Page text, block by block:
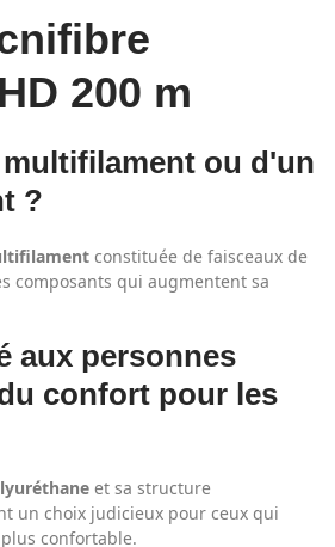
200 m
ou d'un
?
constituée de faisceaux de
composants qui augmentent sa
aux personnes
confort pour les
et sa structure
un choix judicieux pour ceux qui
confortable.